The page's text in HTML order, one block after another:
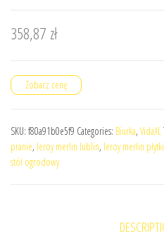
358,87 zł
Zobacz cenę
SKU: f80a91b0e5f9 Categories: Biurka, VidaXL
pranie, leroy merlin lublin, leroy merlin
stół ogrodowy